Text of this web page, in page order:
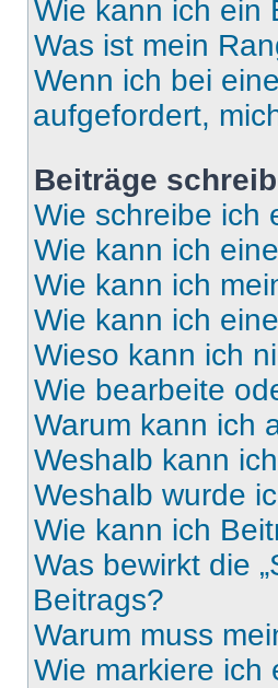
Wie kann ich ein
Was ist mein
Wenn ich bei
aufgefordert,
Beiträge
Wie schreibe ich
Wie kann ich
Wie kann ich
Wie kann ich
Wieso kann ich
Wie bearbeite
Warum kann ich
Weshalb kann
Weshalb wurde
Wie kann ich
Was bewirkt die
Beitrags?
Warum muss
Wie markiere ich